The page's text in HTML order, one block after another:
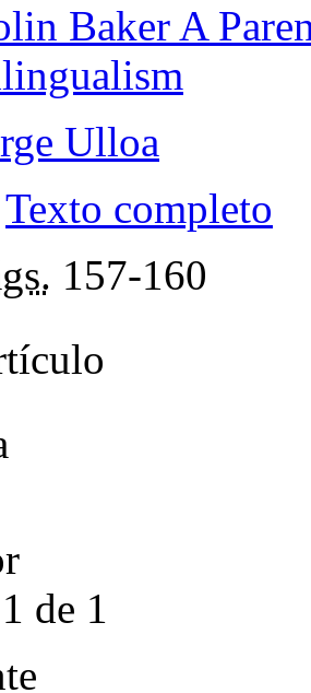
Baker A
Ulloa
Texto completo
157-160
1 de 1